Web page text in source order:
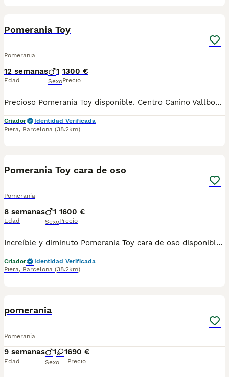
Pomerania Toy
Pomerania
12 semanas
Edad
1
Sexo
1300 €
Precio
Precioso Pomerania Toy disponible. Centro Canino Vallbonica es mucho más que un centro de cría , es un equipo amante de los animales y apasionados con su trabajo y muy comprometidos con el bienestar animal. Somos Criadores directos, sin intermediarios, con más de 20 años de experiencia y Apostamos por una cría responsable y una cuidada selección de nuestros progenitores. TODOS nuestros bebés nacen y se crían en nuestras instalaciones rodeados de naturaleza y cariño , asegurando así un correcto desarrollo y una magnífica socialización, consiguiendo en cada ejemplar un carácter juguetón y extrovertido algo primordial para su adaptación como un miembro más en tu familia . Se entregan con carnet de vacunas correspondiente a su edad , desparasitados y microchip implantado y activado en registro de Anicom. Facilitamos junto al cachorro contrato de compra con garantías víricas de 15 días y congénitas de 1 año . Contamos con un gran equipo de profesionales entre los que se encuentran educadores, auxiliares y Veterinarios ofreciendo los controles sanitarios necesarios así como continua vigilancia asesorándote durante todos el proceso y al llegar a casa. Hacemos envíos a toda España con empresa de transporte privado, proporcionando un viaje confortable y ofreciendo las atenciones necesarias a nuestros bebés . Nuestros precios son REALES ( incluye el IVA) y sin sorpresas finales . Si estás interesado en alguno de nuestros ejemplares solicita información sin compromiso. También atendemos vía WhatsApp ☎️722269698 - 722374274 📍Piera (Barcelona)
Criador
Identidad Verificada
Piera, Barcelona (38.2km)
Pomerania Toy cara de oso
Pomerania
8 semanas
Edad
1
Sexo
1600 €
Precio
Increíble y diminuto Pomerania Toy cara de oso disponible para reservar . Centro Canino Vallbonica es mucho más que un centro de cría , es un equipo amante de los animales y apasionados con su trabajo y muy comprometidos con el bienestar animal. Somos Criadores directos, sin intermediarios, con más de 20 años de experiencia y Apostamos por una cría responsable y una cuidada selección de nuestros progenitores. TODOS nuestros bebés nacen y se crían en nuestras instalaciones rodeados de naturaleza y cariño , asegurando así un correcto desarrollo y una magnífica socialización, consiguiendo en cada ejemplar un carácter juguetón y extrovertido algo primordial para su adaptación como un miembro más en tu familia . Se entregan con carnet de vacunas correspondiente a su edad , desparasitados y microchip implantado y activado en registro de Anicom. Facilitamos junto al cachorro contrato de compra con garantías víricas de 15 días y congénitas de 1 año . Contamos con un gran equipo de profesionales entre los que se encuentran educadores, auxiliares y Veterinarios ofreciendo los controles sanitarios necesarios así como continua vigilancia asesorándote durante todos el proceso y al llegar a casa. Hacemos envíos a toda España con empresa de transporte privado, proporcionando un viaje confortable y ofreciendo las atenciones necesarias a nuestros bebés . Nuestros precios son REALES ( incluye el IVA) y sin sorpresas finales . Si estás interesado en alguno de nuestros ejemplares solicita información sin compromiso. También atendemos vía WhatsApp ☎️722269698 - 722374274 📍Piera (Barcelona)
Criador
Identidad Verificada
Piera, Barcelona (38.2km)
pomerania
Pomerania
9 semanas
Edad
1 1
Sexo
690 €
Precio